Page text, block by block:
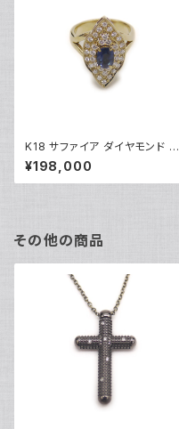
K18 サファイア ダイヤモンド デ
ザインリング 18金 指輪 12号 Y
05246
¥198,000
その他の商品